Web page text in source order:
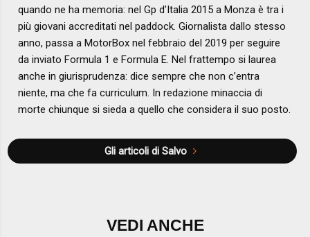
quando ne ha memoria: nel Gp d’Italia 2015 a Monza è tra i
più giovani accreditati nel paddock. Giornalista dallo stesso
anno, passa a MotorBox nel febbraio del 2019 per seguire
da inviato Formula 1 e Formula E. Nel frattempo si laurea
anche in giurisprudenza: dice sempre che non c’entra
niente, ma che fa curriculum. In redazione minaccia di
morte chiunque si sieda a quello che considera il suo posto.
Gli articoli di Salvo
VEDI ANCHE